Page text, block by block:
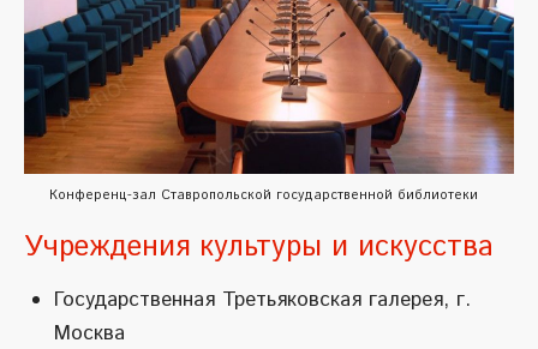
Конференц-зал Ставропольской государственной библиотеки
Учреждения культуры и искусства
Государственная Третьяковская галерея, г.
Москва